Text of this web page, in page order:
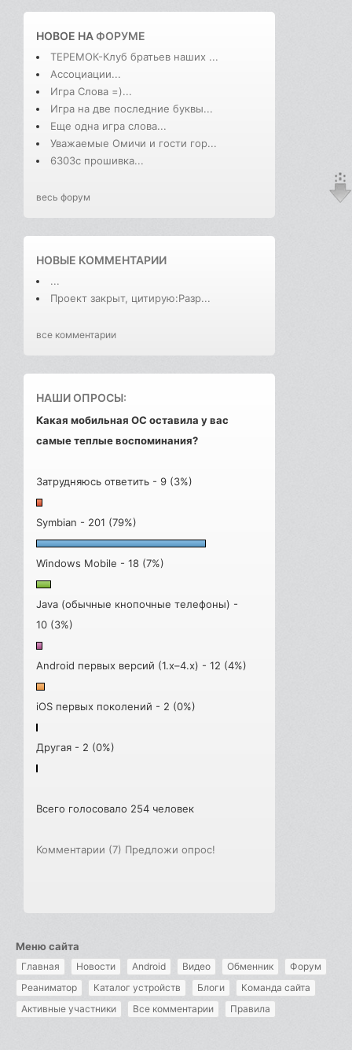
НОВОЕ НАФОРУМЕ
ТЕРЕМОК-Клуб братьев наших ...
Ассоциации...
Игра Слова =)...
Игра на две последние буквы...
Еще одна игра слова...
Уважаемые Омичи и гости гор...
6303с прошивка...
весь форум
НОВЫЕ КОММЕНТАРИИ
...
Проект закрыт, цитирую:Разр...
все комментарии
НАШИ ОПРОСЫ:
Какая мобильная ОС оставила у вас
самые теплые воспоминания?
Затрудняюсь ответить - 9 (3%)
Symbian - 201 (79%)
Windows Mobile - 18 (7%)
Java (обычные кнопочные телефоны) -
10 (3%)
Android первых версий (1.x–4.x) - 12 (4%)
iOS первых поколений - 2 (0%)
Другая - 2 (0%)
Всего голосовало 254 человек
Комментарии (7) Предложи опрос!
Меню сайта
Главная Новости Android Видео Обменник
Форум
Реаниматор
Каталог устройств Блоги
Команда сайта
Активные участники
Все комментарии Правила